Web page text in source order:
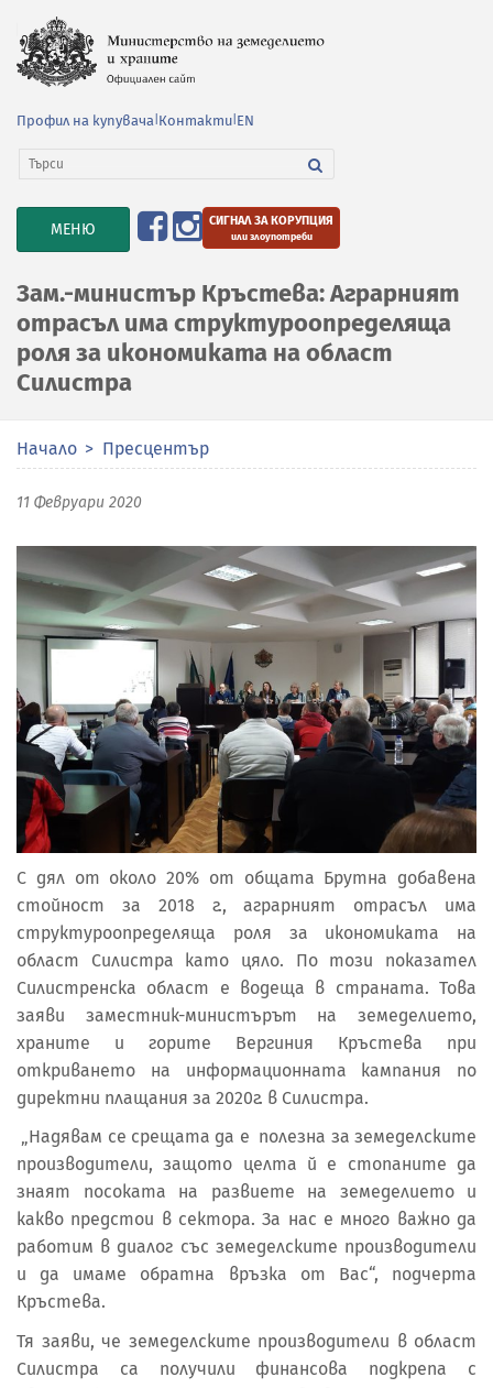
Профил на купувача Контакти EN
TOGGLE
NAVIGATION
МЕНЮ СИГНАЛ ЗА КОРУПЦИЯ
или злоупотреби
Зам.-министър Кръстева: Аграрният
отрасъл има структуроопределяща
роля за икономиката на област
Силистра
Начало Пресцентър
11 Февруари 2020
С дял от около 20% от общата Брутна добавена
стойност за 2018 г., аграрният отрасъл има
структуроопределяща роля за икономиката на
област Силистра като цяло. По този показател
Силистренска област е водеща в страната. Това
заяви заместник-министърът на земеделието,
храните и горите Вергиния Кръстева при
откриването на информационната кампания по
директни плащания за 2020г. в Силистра.
„Надявам се срещата да е полезна за земеделските
производители, защото целта й е стопаните да
знаят посоката на развиете на земеделието и
какво предстои в сектора. За нас е много важно да
работим в диалог със земеделските производители
и да имаме обратна връзка от Вас“, подчерта
Кръстева.
Тя заяви, че земеделските производители в област
Силистра са получили финансова подкрепа с